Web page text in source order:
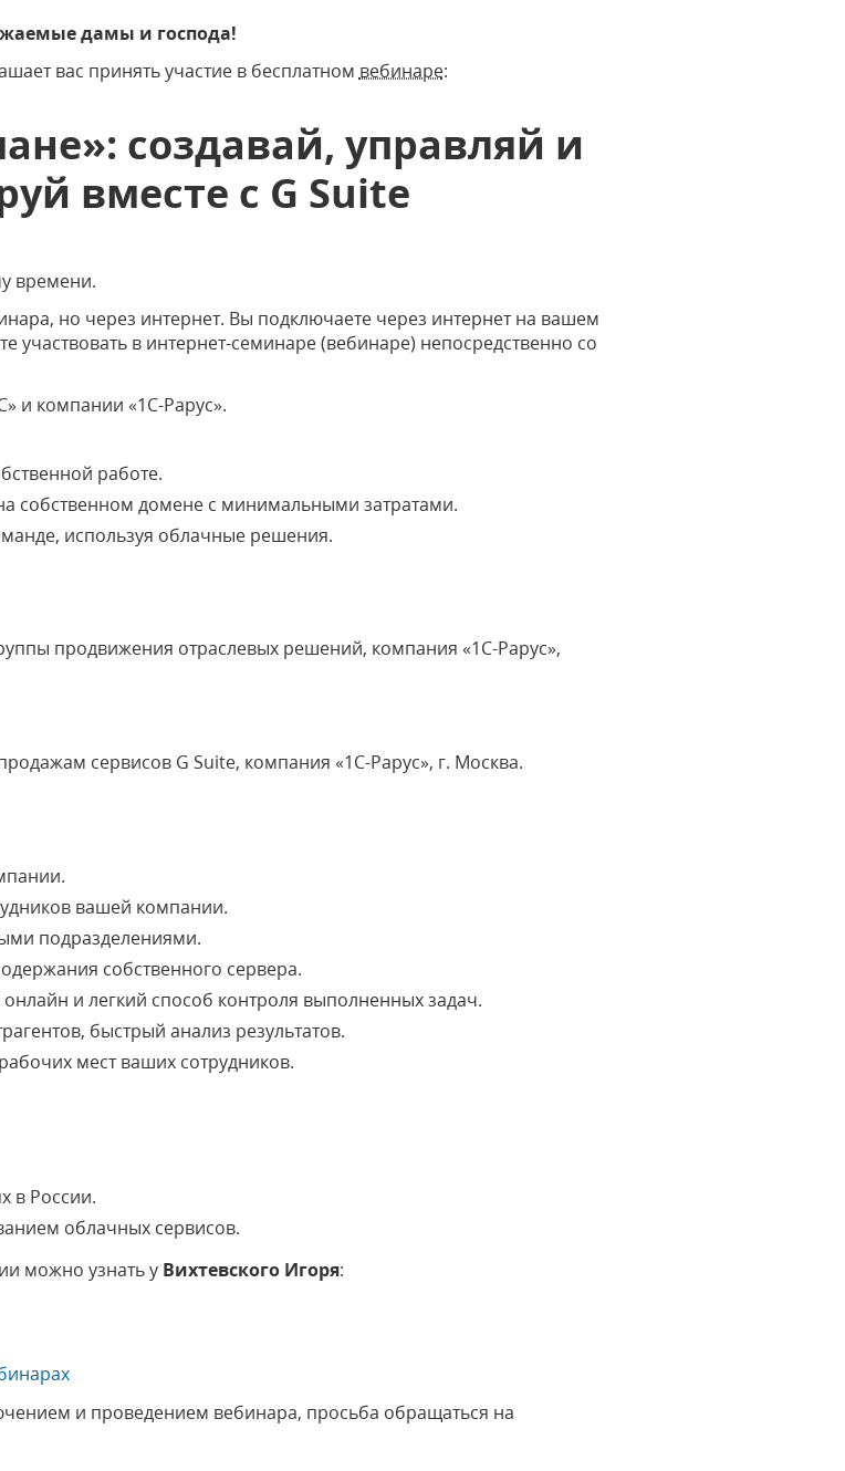
дамы и господа!
вас принять участие в бесплатном вебинаре:
создавай, управляй и
вместе с G Suite
времени.
но через интернет. Вы подключаете через интернет на вашем
в интернет-семинаре (вебинаре) непосредственно со
и компании «1С-Рарус».
работе.
собственном домене с минимальными затратами.
используя облачные решения.
продвижения отраслевых решений, компания «1С-Рарус»,
сервисов G Suite, компания «1С-Рарус», г. Москва.
вашей компании.
подразделениями.
собственного сервера.
и легкий способ контроля выполненных задач.
быстрый анализ результатов.
мест ваших сотрудников.
в России.
облачных сервисов.
можно узнать у Вихтевского Игоря:
и проведением вебинара, просьба обращаться на